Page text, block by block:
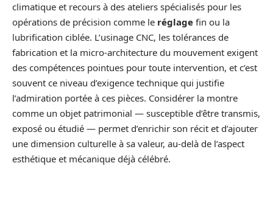
climatique et recours à des ateliers spécialisés pour les
opérations de précision comme le réglage fin ou la
lubrification ciblée. L’usinage CNC, les tolérances de
fabrication et la micro-architecture du mouvement exigent
des compétences pointues pour toute intervention, et c’est
souvent ce niveau d’exigence technique qui justifie
l’admiration portée à ces pièces. Considérer la montre
comme un objet patrimonial — susceptible d’être transmis,
exposé ou étudié — permet d’enrichir son récit et d’ajouter
une dimension culturelle à sa valeur, au-delà de l’aspect
esthétique et mécanique déjà célébré.